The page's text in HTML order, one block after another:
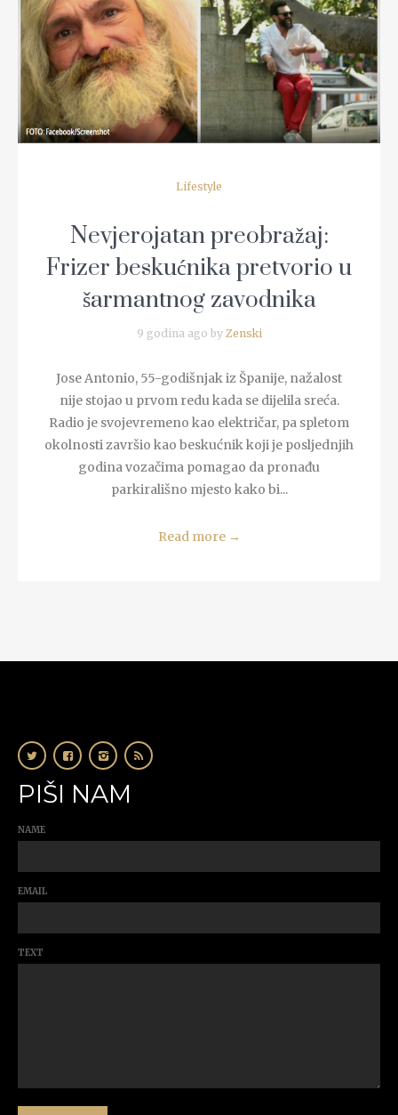
READ MORE
Lifestyle
Nevjerojatan preobražaj:
Frizer beskućnika pretvorio u
šarmantnog zavodnika
9 godina ago by Zenski
Jose Antonio, 55-godišnjak iz Španije, nažalost
nije stojao u prvom redu kada se dijelila sreća.
Radio je svojevremeno kao električar, pa spletom
okolnosti završio kao beskućnik koji je posljednjih
godina vozačima pomagao da pronađu
parkirališno mjesto kako bi...
Read more →
PIŠI NAM
NAME
EMAIL
TEXT